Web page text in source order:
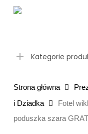
Skip
Kategorie
Strona główna
i Dziadka
Fotel
poduszka szara